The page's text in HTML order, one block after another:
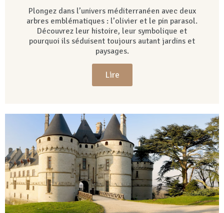
Plongez dans l’univers méditerranéen avec deux
arbres emblématiques : l’olivier et le pin parasol.
Découvrez leur histoire, leur symbolique et
pourquoi ils séduisent toujours autant jardins et
paysages.
Lire